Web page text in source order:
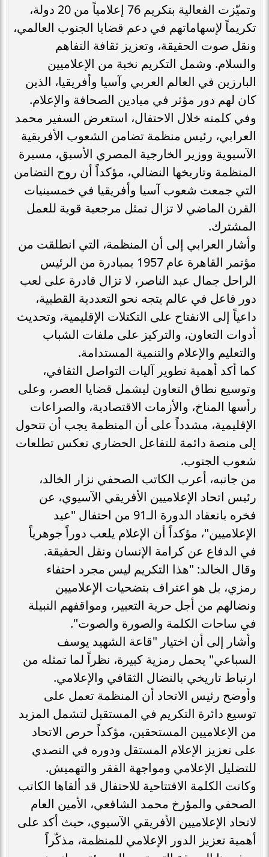
وتميّزت الفعالية بتكريم 76 إعلامياً من 20 دولة،
تكريماً لإسهاماتهم في دعم قضايا الجنوب العالمي،
ونقل صوت الحقيقة، وتعزيز ثقافة التفاهم
والسلام. وشمل التكريم نخبة من الإعلاميين
البارزين في العالم العربي وآسيا وأفريقيا، الذين
كان لهم دور مؤثر في ميادين الصحافة والإعلام.
وفي كلمته خلال الاحتفال، استعرض السفير محمد
العرابي، رئيس منظمة تضامن الشعوب الأفريقية
الآسيوية ووزير الخارجية المصري الأسبق، مسيرة
المنظمة وتاريخها النضالي، مؤكداً أن روح التضامن
التي جمعت شعوب آسيا وأفريقيا في خمسينيات
القرن الماضي لا تزال تمثل مرجعية قوية للعمل
المشترك.
وأشار العرابي إلى أن المنظمة، التي انطلقت من
مؤتمر القاهرة عام 1957 بمبادرة من الرئيس
الراحل جمال عبد الناصر، لا تزال قادرة على لعب
دور فاعل في عالم يتجه نحو التعددية القطبية،
داعياً إلى الانفتاح على التكتلات الإقليمية، وتحديث
أدوات التعاون، والتركيز على ملفات الشباب
والتعليم والإعلام والتنمية المستدامة.
كما أكد أهمية تطوير آليات التواصل الثقافي،
وتوسيع نطاق التعاون ليشمل قضايا العصر، وعلى
رأسها المناخ، والأزمات الاقتصادية، والصراعات
الإقليمية، مشدداً على أن المنظمة يجب أن تتحول
إلى منصة دائمة للتفاعل الحضاري تعكس تطلعات
شعوب الجنوب.
من جانبه، أعرب الكاتب الصحفي نزار الخالد،
رئيس اتحاد الإعلاميين الأفريقي الآسيوي، عن
فخره بانعقاد الدورة الـ91 من احتفال "عيد
الإعلاميين"، مؤكداً أن الإعلام يلعب دوراً جوهرياً
في الدفاع عن كرامة الإنسان ونقل الحقيقة.
وقال الخالد: "هذا التكريم ليس مجرد احتفاء
رمزي، بل هو اعتراف بتضحيات الإعلاميين
ونضالهم من أجل حرية التعبير، ومواقفهم النبيلة
في ساحات الكلمة والصورة والصوت".
وأشار إلى أن اختيار "قاعة الشهيد يوسف
السباعي" يحمل رمزية كبيرة، نظراً لما تمثله من
ارتباط تاريخي بالنضال الثقافي والإعلامي.
وأوضح رئيس الاتحاد أن المنظمة تعمل على
توسيع دائرة التكريم في المستقبل لتشمل المزيد
من الإعلاميين المستحقين، مؤكداً حرص الاتحاد
على تعزيز الإعلام المستقل ودوره في التصدي
للتضليل الإعلامي ومواجهة الفقر والتهميش.
وكانت الكلمة الافتتاحية للاحتفال قد ألقاها الكاتب
الصحفي والمؤرخ محمد الشافعي، الأمين العام
لاتحاد الإعلاميين الأفريقي الآسيوي، حيث أكد على
أهمية تعزيز الدور الإعلامي للمنظمة، مذكّراً